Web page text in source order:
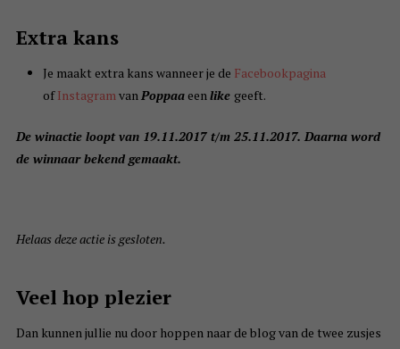
Extra kans
Je maakt extra kans wanneer je de Facebookpagina
ofInstagramvanPoppaaeenlike geeft.
De winactie loopt van 19.11.2017 t/m 25.11.2017. Daarna word
de winnaar bekend gemaakt.
Helaas deze actie is gesloten.
Veel hop plezier
Dan kunnen jullie nu door hoppen naar de blog van de twee zusjes